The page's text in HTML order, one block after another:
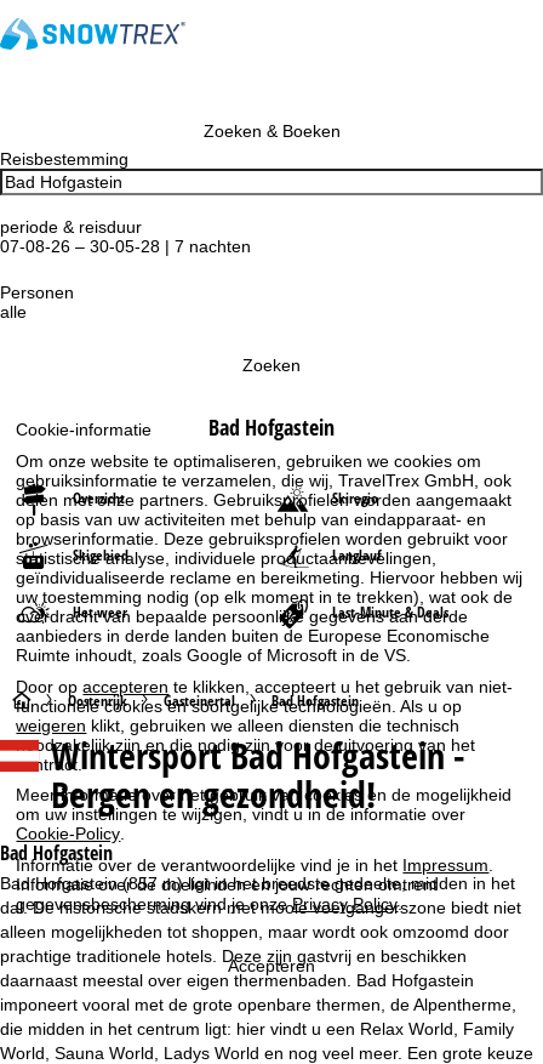
Cookie-informatie
Om onze website te optimaliseren, gebruiken we cookies om
gebruiksinformatie te verzamelen, die wij, TravelTrex GmbH, ook
delen met onze partners. Gebruiksprofielen worden aangemaakt
op basis van uw activiteiten met behulp van eindapparaat- en
browserinformatie. Deze gebruiksprofielen worden gebruikt voor
statistische analyse, individuele productaanbevelingen,
geïndividualiseerde reclame en bereikmeting. Hiervoor hebben wij
uw toestemming nodig (op elk moment in te trekken), wat ook de
overdracht van bepaalde persoonlijke gegevens aan derde
aanbieders in derde landen buiten de Europese Economische
Ruimte inhoudt, zoals Google of Microsoft in de VS.
Door opaccepteren te klikken, accepteert u het gebruik van niet-
functionele cookies en soortgelijke technologieën. Als u op
weigeren klikt, gebruiken we alleen diensten die technisch
noodzakelijk zijn en die nodig zijn voor de uitvoering van het
contract.
Meer informatie over het gebruik van cookies en de mogelijkheid
om uw instellingen te wijzigen, vindt u in de informatie over
Cookie-Policy
Informatie over de verantwoordelijke vind je in het Impressum
Informatie over de doeleinden en jouw rechten omtrent
gegevensbescherming vind je onzePrivacy Policy.
Accepteren
Zoeken & Boeken
Reisbestemming
periode & reisduur
07-08-26 – 30-05-28 | 7 nachten
Personen
alle
Zoeken
Bad Hofgastein
Overzicht Skiregio
Skigebied Langlauf
Het weer Last-Minute & Deals
S
t
a
r
t
p
g
Oostenrijk Gasteinertal Bad Hofgastein
WintersportBad Hofgastein -
Bergen en gezondheid!
Bad Hofgastein
Bad Hofgastein (857 m) ligt in het breedste gedeelte, midden in het
dal. De historische stadskern met mooie voetgangerszone biedt niet
alleen mogelijkheden tot shoppen, maar wordt ook omzoomd door
prachtige traditionele hotels. Deze zijn gastvrij en beschikken
daarnaast meestal over eigen thermenbaden. Bad Hofgastein
imponeert vooral met de grote openbare thermen, de Alpentherme,
die midden in het centrum ligt: hier vindt u een Relax World, Family
World, Sauna World, Ladys World en nog veel meer. Een grote keuze